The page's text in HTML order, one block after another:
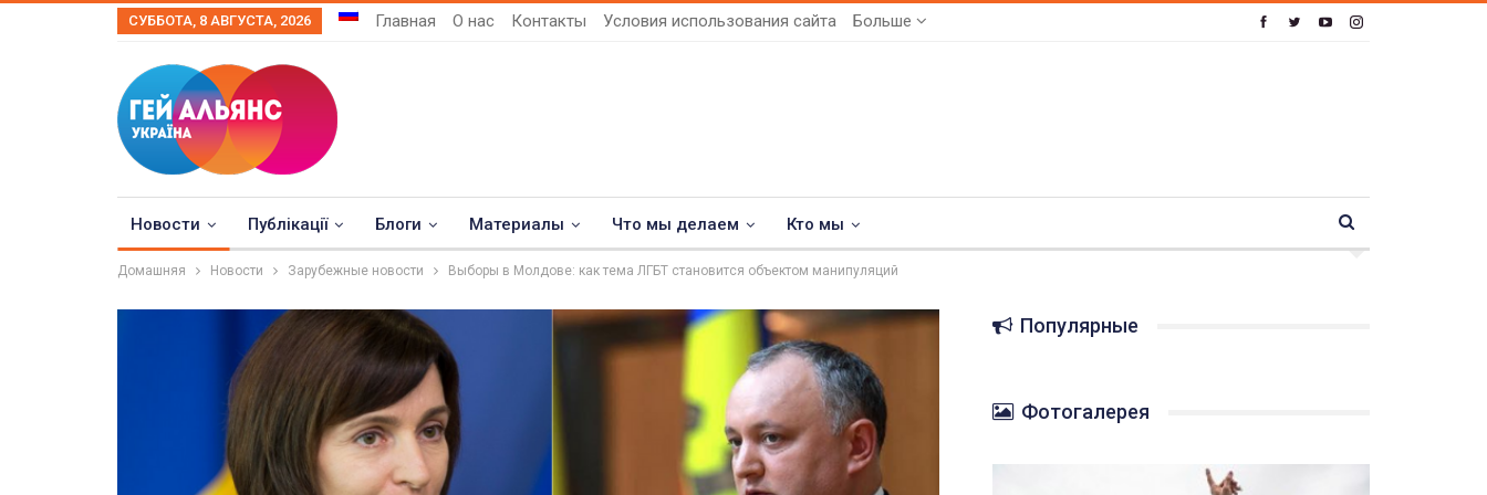
СУББОТА, 8 АВГУСТА, 2026 Главная О нас Контакты Условия использования сайта Больше
Новости Публікації Блоги Материалы Что мы делаем Кто мы
Домашняя Новости Зарубежные новости Выборы в Молдове: как тема ЛГБТ становится объектом манипуляций
Популярные
Фотогалерея